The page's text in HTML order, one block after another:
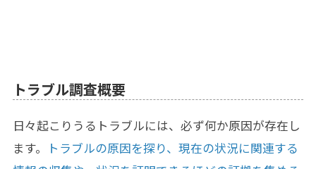
トラブル調査概要
日々起こりうるトラブルには、必ず何か原因が存在し
ます。
トラブルの原因を探り、現在の状況に関連する